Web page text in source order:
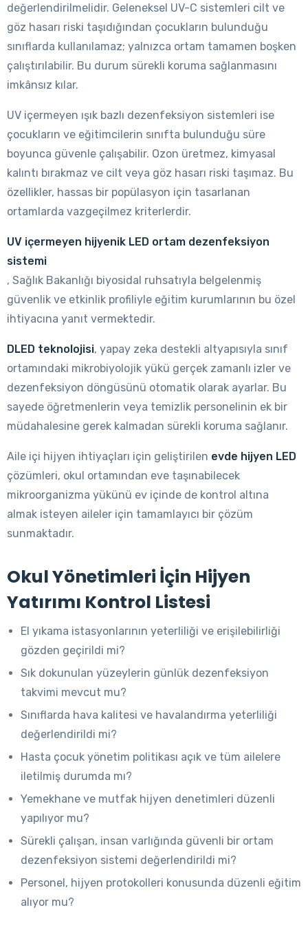
değerlendirilmelidir. Geleneksel UV-C sistemleri cilt ve
göz hasarı riski taşıdığından çocukların bulunduğu
sınıflarda kullanılamaz; yalnızca ortam tamamen boşken
çalıştırılabilir. Bu durum sürekli koruma sağlanmasını
imkânsız kılar.
UV içermeyen ışık bazlı dezenfeksiyon sistemleri ise
çocukların ve eğitimcilerin sınıfta bulunduğu süre
boyunca güvenle çalışabilir. Ozon üretmez, kimyasal
kalıntı bırakmaz ve cilt veya göz hasarı riski taşımaz. Bu
özellikler, hassas bir popülasyon için tasarlanan
ortamlarda vazgeçilmez kriterlerdir.
UV içermeyen hijyenik LED ortam dezenfeksiyon
sistemi
, Sağlık Bakanlığı biyosidal ruhsatıyla belgelenmiş
güvenlik ve etkinlik profiliyle eğitim kurumlarının bu özel
ihtiyacına yanıt vermektedir.
DLED teknolojisi, yapay zeka destekli altyapısıyla sınıf
ortamındaki mikrobiyolojik yükü gerçek zamanlı izler ve
dezenfeksiyon döngüsünü otomatik olarak ayarlar. Bu
sayede öğretmenlerin veya temizlik personelinin ek bir
müdahalesine gerek kalmadan sürekli koruma sağlanır.
Aile içi hijyen ihtiyaçları için geliştirilen evde hijyen LED
çözümleri, okul ortamından eve taşınabilecek
mikroorganizma yükünü ev içinde de kontrol altına
almak isteyen aileler için tamamlayıcı bir çözüm
sunmaktadır.
Okul Yönetimleri İçin Hijyen
Yatırımı Kontrol Listesi
El yıkama istasyonlarının yeterliliği ve erişilebilirliği
gözden geçirildi mi?
Sık dokunulan yüzeylerin günlük dezenfeksiyon
takvimi mevcut mu?
Sınıflarda hava kalitesi ve havalandırma yeterliliği
değerlendirildi mi?
Hasta çocuk yönetim politikası açık ve tüm ailelere
iletilmiş durumda mı?
Yemekhane ve mutfak hijyen denetimleri düzenli
yapılıyor mu?
Sürekli çalışan, insan varlığında güvenli bir ortam
dezenfeksiyon sistemi değerlendirildi mi?
Personel, hijyen protokolleri konusunda düzenli eğitim
alıyor mu?